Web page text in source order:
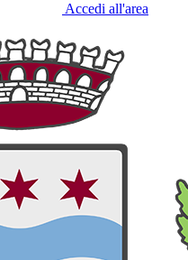
Accedi all'area